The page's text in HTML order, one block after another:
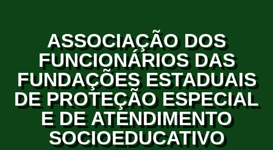
ASSOCIAÇÃO DOS
FUNCIONÁRIOS DAS
FUNDAÇÕES ESTADUAIS
DE PROTEÇÃO ESPECIAL
E DE ATENDIMENTO
SOCIOEDUCATIVO